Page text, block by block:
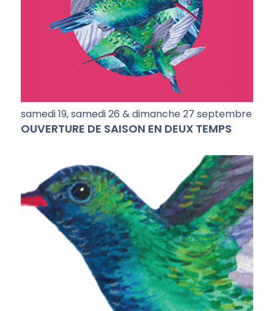
samedi 19, samedi 26 & dimanche 27 septembre
OUVERTURE DE SAISON EN DEUX TEMPS